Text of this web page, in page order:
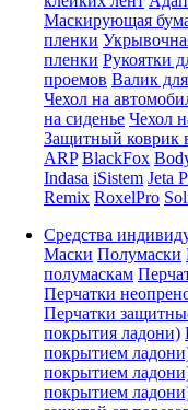
Маскирующая
пленки
пленки Рукоятки
проемов Валик
Чехол на
на сиденье Чехол
Защитный коврик
ARP BlackFox
Indasa iSistem Jeta
Remix RoxelPro
Средства
Маски Полумаски
полумаскам
Перчатки
Перчатки
покрытия ладони)
покрытием
покрытием
покрытием